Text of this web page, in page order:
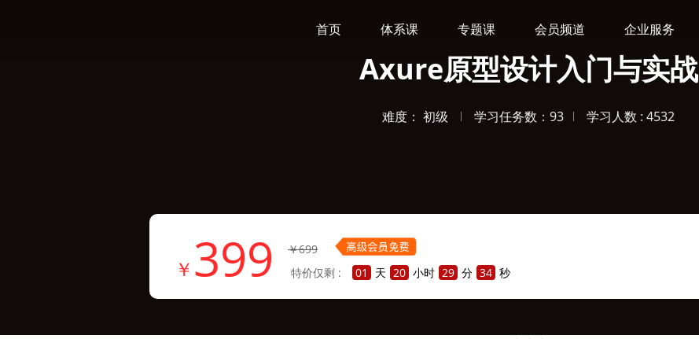
首页 体系课 专题课 会员频道 企业服务
Axure原型设计入门与实战
难度： 初级 学习任务数：93 学习人数 : 4532
￥ 399 ￥699 
特价仅剩 : 01 天 20 小时 29 分 34 秒